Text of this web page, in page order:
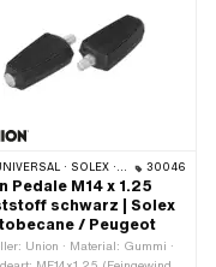
· SOLEX · MBK / MOTOBÉCANE · PEUGEOT 30046
Pedale M14 x 1.25
schwarz | Solex
/ Peugeot
Union · Material: Gummi ·